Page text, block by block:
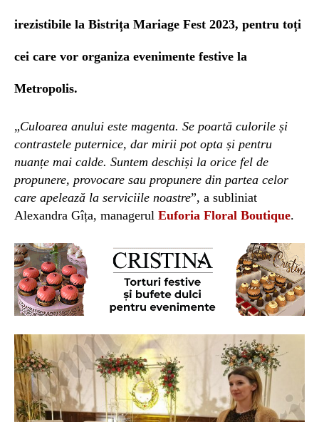
irezistibile la Bistrița Mariage Fest 2023, pentru toți
cei care vor organiza evenimente festive la
Metropolis.
„Culoarea anului este magenta. Se poartă culorile și
contrastele puternice, dar mirii pot opta și pentru
nuanțe mai calde. Suntem deschiși la orice fel de
propunere, provocare sau propunere din partea celor
care apelează la serviciile noastre”, a subliniat
Alexandra Gîța, managerul Euforia Floral Boutique.